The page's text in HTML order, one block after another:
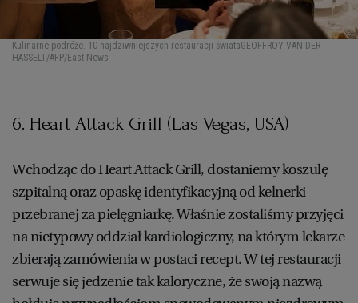
Kulinarne podróże. 10 najdziwniejszych restauracji świataGEOFFROY VAN DER
HASSELT/AFP/East News
6. Heart Attack Grill (Las Vegas, USA)
Wchodząc do Heart Attack Grill, dostaniemy koszulę
szpitalną oraz opaskę identyfikacyjną od kelnerki
przebranej za pielęgniarkę. Właśnie zostaliśmy przyjęci
na nietypowy oddział kardiologiczny, na którym lekarze
zbierają zamówienia w postaci recept. W tej restauracji
serwuje się jedzenie tak kaloryczne, że swoją nazwą